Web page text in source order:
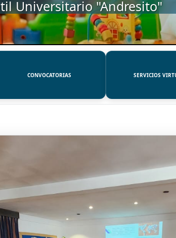
CONVOCATORIAS SERVICIOS